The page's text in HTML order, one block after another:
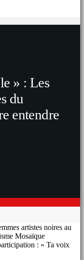
» : Les
du
entendre
artistes noires au
Mosaïque
: « Ta voix